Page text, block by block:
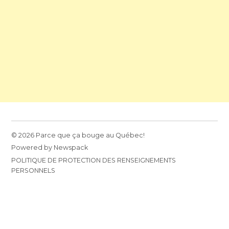
© 2026 Parce que ça bouge au Québec!
Powered by Newspack
POLITIQUE DE PROTECTION DES RENSEIGNEMENTS
PERSONNELS